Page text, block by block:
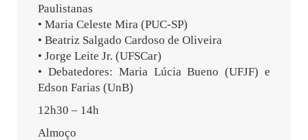
Paulistanas
• Maria Celeste Mira (PUC-SP)
• Beatriz Salgado Cardoso de Oliveira
• Jorge Leite Jr. (UFSCar)
• Debatedores: Maria Lúcia Bueno (UFJF) e
Edson Farias (UnB)
12h30 – 14h
Almoço